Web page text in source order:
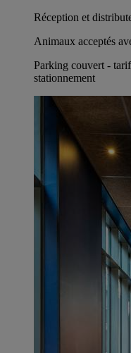
Réception et
Animaux acceptés
Parking couvert -
stationnement